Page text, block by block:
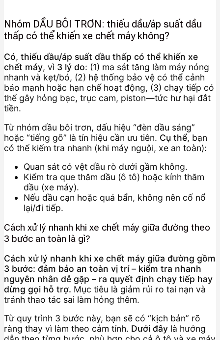
Nhóm DẦU BÔI TRƠN: thiếu dầu/áp suất dầu
thấp có thể khiến xe chết máy không?
Có, thiếu dầu/áp suất dầu thấp có thể khiến xe
chết máy, vì 3 lý do: (1) ma sát tăng làm máy nóng
nhanh và kẹt/bó, (2) hệ thống bảo vệ có thể cảnh
báo mạnh hoặc hạn chế hoạt động, (3) chạy tiếp có
thể gây hỏng bạc, trục cam, piston—tức hư hại đắt
tiền.
Từ nhóm dầu bôi trơn, dấu hiệu “đèn dầu sáng”
hoặc “tiếng gõ” là tín hiệu cần ưu tiên. Cụ thể, bạn
có thể kiểm tra nhanh (khi máy nguội, xe an toàn):
Quan sát có vệt dầu rò dưới gầm không.
Kiểm tra que thăm dầu (ô tô) hoặc kính thăm
dầu (xe máy).
Nếu dầu cạn hoặc quá bẩn, không nên cố nổ
lại/đi tiếp.
Cách xử lý nhanh khi xe chết máy giữa đường theo
3 bước an toàn là gì?
Cách xử lý nhanh khi xe chết máy giữa đường gồm
3 bước: đảm bảo an toàn vị trí – kiểm tra nhanh
nguyên nhân dễ gặp – ra quyết định chạy tiếp hay
dừng gọi hỗ trợ. Mục tiêu là giảm rủi ro tai nạn và
tránh thao tác sai làm hỏng thêm.
Từ quy trình 3 bước này, bạn sẽ có “kịch bản” rõ
ràng thay vì làm theo cảm tính. Dưới đây là hướng